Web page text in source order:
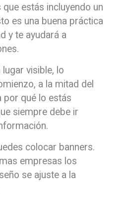
estás incluyendo un
es una buena práctica
y te ayudará a
lugar visible, lo
a la mitad del
por qué lo estás
siempre debe ir
colocar banners.
empresas los
se ajuste a la